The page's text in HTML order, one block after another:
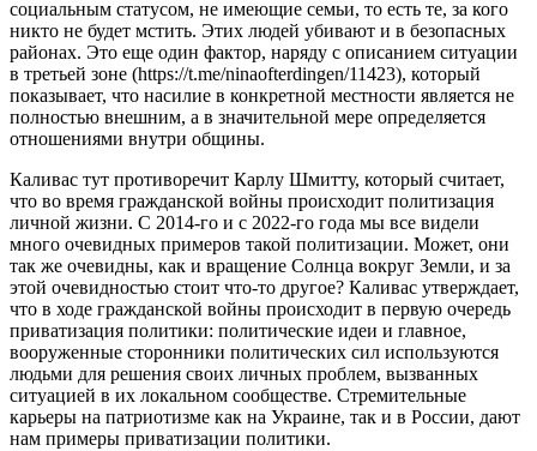
социальным статусом, не имеющие семьи, то есть те, за кого
никто не будет мстить. Этих людей убивают и в безопасных
районах. Это еще один фактор, наряду с описанием ситуации
в третьей зоне (https://t.me/ninaofterdingen/11423), который
показывает, что насилие в конкретной местности является не
полностью внешним, а в значительной мере определяется
отношениями внутри общины.
Каливас тут противоречит Карлу Шмитту, который считает,
что во время гражданской войны происходит политизация
личной жизни. С 2014-го и с 2022-го года мы все видели
много очевидных примеров такой политизации. Может, они
так же очевидны, как и вращение Солнца вокруг Земли, и за
этой очевидностью стоит что-то другое? Каливас утверждает,
что в ходе гражданской войны происходит в первую очередь
приватизация политики: политические идеи и главное,
вооруженные сторонники политических сил используются
людьми для решения своих личных проблем, вызванных
ситуацией в их локальном сообществе. Стремительные
карьеры на патриотизме как на Украине, так и в России, дают
нам примеры приватизации политики.